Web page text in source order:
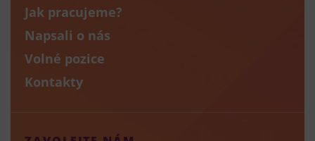
Jak pracujeme?
Napsali o nás
Volné pozice
Kontakty